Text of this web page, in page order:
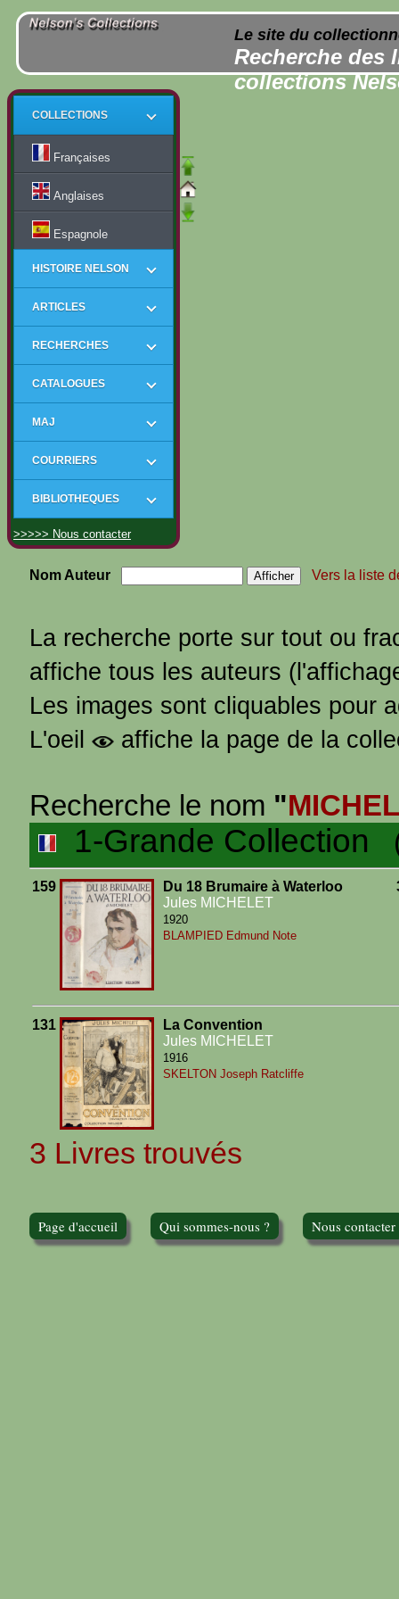
Le site du
Recherche des
collections
COLLECTIONS
Françaises
Anglaises
Espagnole
HISTOIRE NELSON
ARTICLES
RECHERCHES
CATALOGUES
MAJ
COURRIERS
BIBLIOTHEQUES
>>>>> Nous contacter
Nom Auteur Vers la liste
La recherche porte sur tout ou
affiche tous les auteurs
Les images sont cliquables pour
L'oeil
affiche la page de la
Recherche le nom "
1-Grande Collection
159
Du 18 Brumaire à Waterloo
Jules MICHELET
1920
BLAMPIED Edmund Note
131
La Convention
Jules MICHELET
1916
SKELTON Joseph Ratcliffe
3 Livres trouvés
Page d'accueil Qui sommes-nous ? Nous contacter